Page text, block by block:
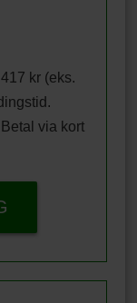
kr (eks.
via kort